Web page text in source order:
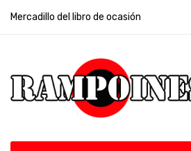
Mercadillo del libro de ocasión